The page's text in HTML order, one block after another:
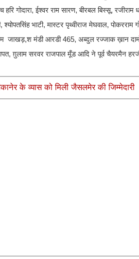
गोदारा, ईश्वर राम सारण, बीरबल बिस्सू, रजीराम
भाटी, मास्टर पृथ्वीराज मेघवाल,
जाखड़,श मंडी आरडी 465, अब्दुल रज्जाक ख़ान
ग़ुलाम सरवर राजपाल मूँड आदि ने पूर्व चैयरमैन
के व्यास को मिली जैसलमेर की जिम्मेदारी